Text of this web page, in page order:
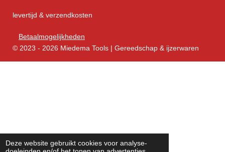
Deze website gebruikt cookies voor analyse-
levertijd & verzendkosten
Betaalmogelijkheden
© 2023 - 2026 Miedema Tools | Gereedschap & ijzerwaren